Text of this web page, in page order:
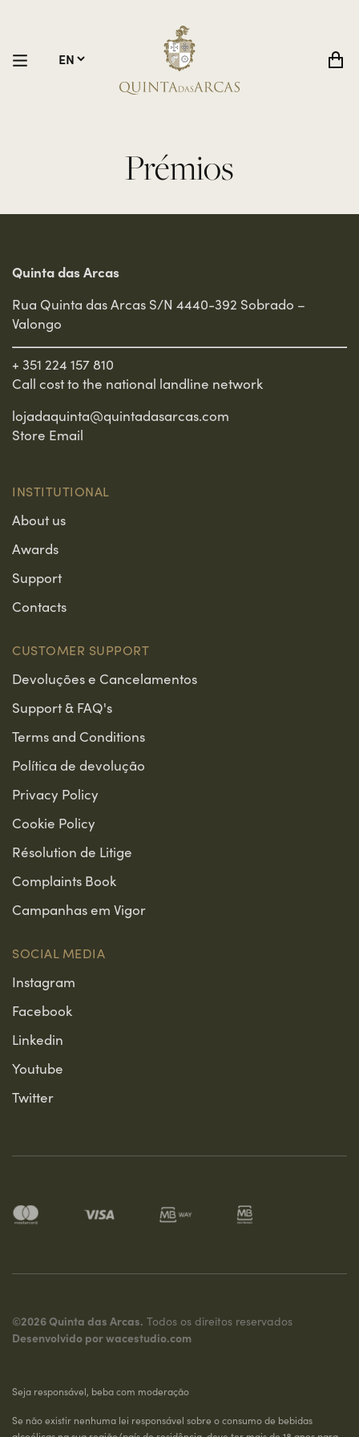
Prémios
Quinta das Arcas
Rua Quinta das Arcas S/N 4440-392 Sobrado –
Valongo
+ 351 224 157 810
Call cost to the national landline network
lojadaquinta@quintadasarcas.com
Store Email
INSTITUTIONAL
About us
Awards
Support
Contacts
CUSTOMER SUPPORT
Devoluções e Cancelamentos
Support & FAQ's
Terms and Conditions
Política de devolução
Privacy Policy
Cookie Policy
Résolution de Litige
Complaints Book
Campanhas em Vigor
SOCIAL MEDIA
Instagram
Facebook
Linkedin
Youtube
Twitter
©2026 Quinta das Arcas. Todos os direitos reservados
Desenvolvido porwacestudio.com
Seja responsável, beba com moderação
Se não existir nenhuma lei responsável sobre o consumo de bebidas